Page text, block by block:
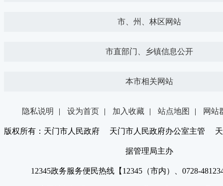
市、州、林区网站
市直部门、乡镇信息公开
本市相关网站
隐私说明 | 设为首页 | 加入收藏 | 站点地图 | 网站
版权所有：天门市人民政府 天门市人民政府办公室主管 天
据管理局主办
12345政务服务便民热线【12345（市内）、0728-